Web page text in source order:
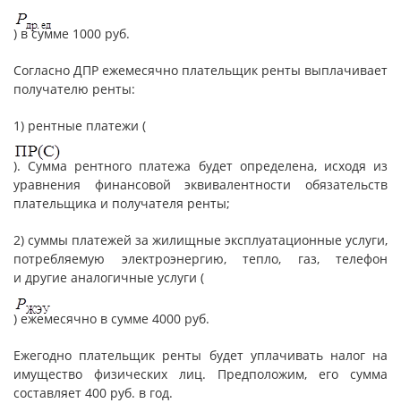
) в сумме 1000 руб.
Согласно ДПР ежемесячно плательщик ренты выплачивает
получателю ренты:
1) рентные платежи (
). Сумма рентного платежа будет определена, исходя из
уравнения финансовой эквивалентности обязательств
плательщика и получателя ренты;
2) суммы платежей за жилищные эксплуатационные услуги,
потребляемую электроэнергию, тепло, газ, телефон
и другие аналогичные услуги (
) ежемесячно в сумме 4000 руб.
Ежегодно плательщик ренты будет уплачивать налог на
имущество физических лиц. Предположим, его сумма
составляет 400 руб. в год.